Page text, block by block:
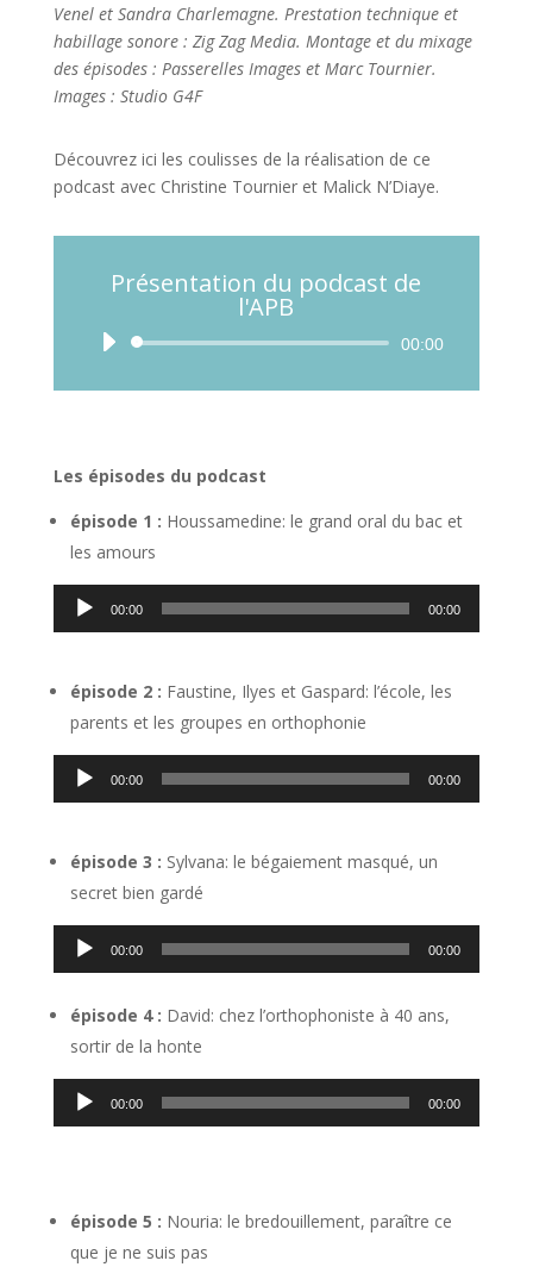
Venel et Sandra Charlemagne. Prestation technique et
habillage sonore : Zig Zag Media. Montage et du mixage
des épisodes : Passerelles Images et Marc Tournier.
Images : Studio G4F
Découvrez ici les coulisses de la réalisation de ce
podcast avec Christine Tournier et Malick N’Diaye.
Présentation du podcast de
l'APB
Lecteur
00:00
Les épisodes du podcast
épisode 1 : Houssamedine: le grand oral du bac et
les amours
Lecteur
audio
00:00 00:00
épisode 2 : Faustine, Ilyes et Gaspard: l’école, les
parents et les groupes en orthophonie
Lecteur
audio
00:00 00:00
épisode 3 : Sylvana: le bégaiement masqué, un
secret bien gardé
Lecteur
audio
00:00 00:00
épisode 4 : David: chez l’orthophoniste à 40 ans,
sortir de la honte
Lecteur
audio
00:00 00:00
épisode 5 : Nouria: le bredouillement, paraître ce
que je ne suis pas